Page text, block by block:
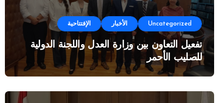
Uncategorized الأخبار الإفتتاحية
تفعيل التعاون بين وزارة العدل واللجنة الدولية
للصليب الأحمر